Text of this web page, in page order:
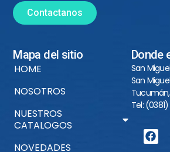
Contactanos
Mapa del sitio
HOME
NOSOTROS
NUESTROS
CATALOGOS
NOVEDADES
Donde
San
San
Tel: (0381)